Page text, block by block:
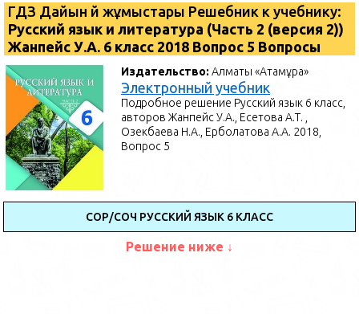
ГДЗ Дайын үй жұмыстары Решебник к учебнику:
Русский язык и литература (Часть 2 (версия 2))
Жанпейс У.А. 6 класс 2018 Вопрос 5 Вопросы
Издательство:Алматы «Атамұра»
Электронный учебник
Подробное решение Русский язык 6 класс,
авторов Жанпейс У.А., Есетова А.Т. ,
Озекбаева Н.А., Ерболатова А.А. 2018,
Вопрос 5
СОР/СОЧ РУССКИЙ ЯЗЫК 6 КЛАСС
Решение ниже ↓